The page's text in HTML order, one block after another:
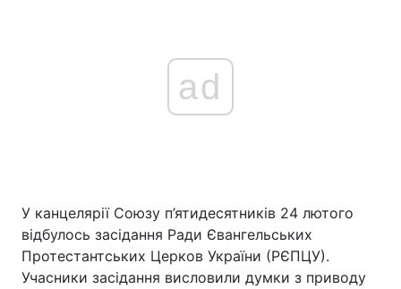
ad
У канцелярії Союзу п’ятидесятників 24 лютого
відбулось засідання Ради Євангельських
Протестантських Церков України (РЄПЦУ).
Учасники засідання висловили думки з приводу